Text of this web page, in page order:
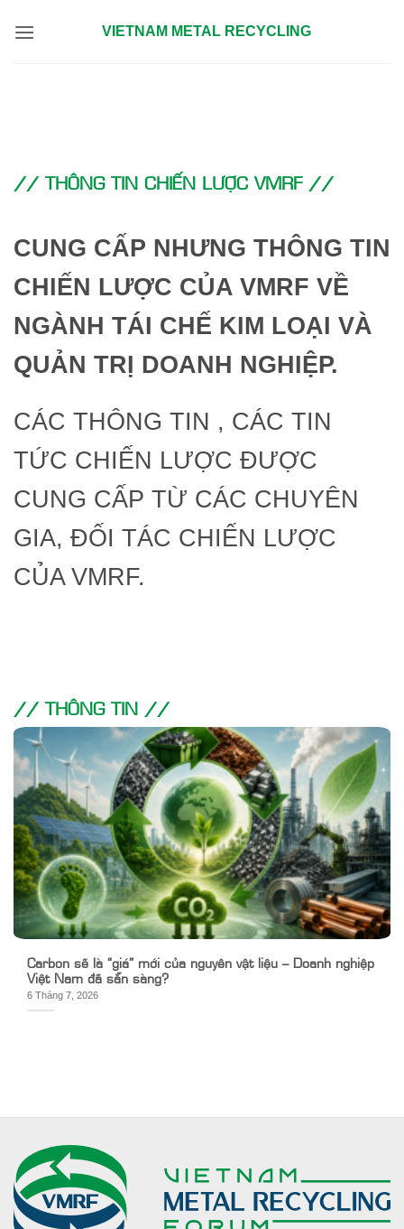
qua
VIETNAM METAL RECYCLING
// THÔNG TIN CHIẾN LƯỢC VMRF //
CUNG CẤP NHƯNG THÔNG TIN
CHIẾN LƯỢC CỦA VMRF VỀ
NGÀNH TÁI CHẾ KIM LOẠI VÀ
QUẢN TRỊ DOANH NGHIỆP.
CÁC THÔNG TIN , CÁC TIN
TỨC CHIẾN LƯỢC ĐƯỢC
CUNG CẤP TỪ CÁC CHUYÊN
GIA, ĐỐI TÁC CHIẾN LƯỢC
CỦA VMRF.
// THÔNG TIN //
Carbon sẽ là “giá” mới của nguyên vật liệu – Doanh nghiệp
Việt Nam đã sẵn sàng?
6 Tháng 7, 2026